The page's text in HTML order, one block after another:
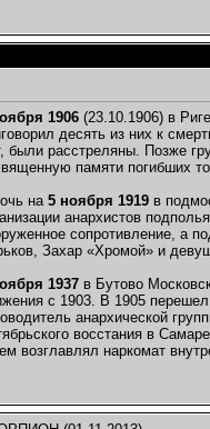
1906 (23.10.1906) в
десять из них к
были расстреляны. Позже
памяти погибших
на 5 ноября 1919 в
анархистов
сопротивление, а
Захар «Хромой» и
1937 в Бутово
с 1903. В 1905 перешел
анархической
восстания в
возглавлял наркомат